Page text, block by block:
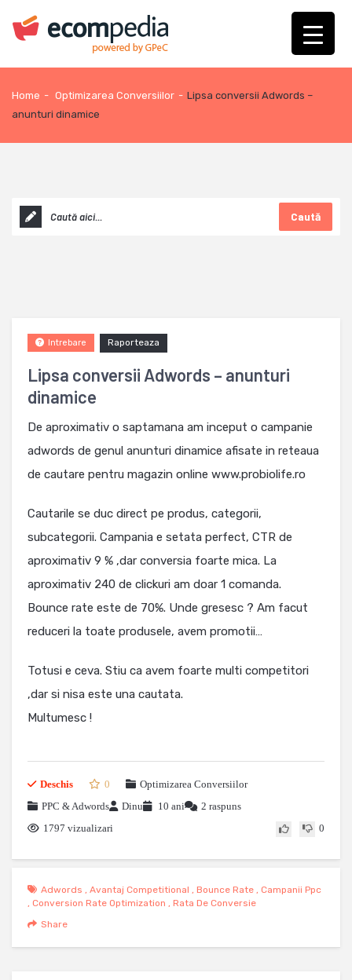
Home - Optimizarea Conversiilor - Lipsa conversii Adwords –
anunturi dinamice
Caută
Lipsa conversii Adwords – anunturi
dinamice
Raporteaza
Intrebare
De aproximativ o saptamana am inceput o campanie
adwords de genul anunturi dinamice afisate in reteaua
de cautare pentru magazin online www.probiolife.ro
Cautarile se duc direct pe produs, categorii,
subcategorii. Campania e setata perfect, CTR de
aproximativ 9 % ,dar conversia foarte mica. La
aproximativ 240 de clickuri am doar 1 comanda.
Bounce rate este de 70%. Unde gresesc ? Am facut
reduceri la toate produsele, avem promotii…
Totusi e ceva. Stiu ca avem foarte multi competitori
,dar si nisa este una cautata.
Multumesc !
Deschis 0
Optimizarea Conversiilor
PPC & Adwords
Dinu 10 ani
2 raspuns
1797 vizualizari
0
Adwords , Avantaj Competitional , Bounce Rate , Campanii Ppc
, Conversion Rate Optimization , Rata De Conversie
Share